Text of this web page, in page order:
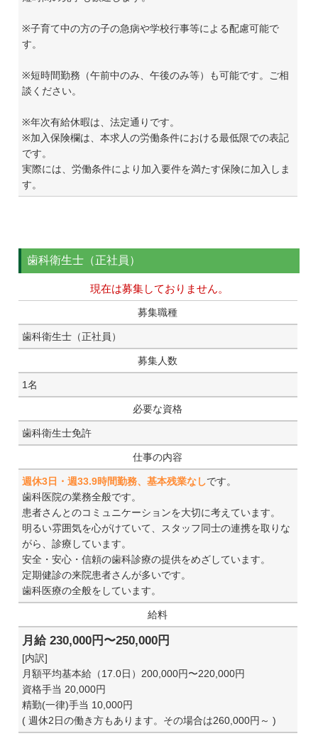
※子育て中の方の子の急病や学校行事等による配慮可能で
す。
※短時間勤務（午前中のみ、午後のみ等）も可能です。ご相
談ください。
※年次有給休暇は、法定通りです。
※加入保険欄は、本求人の労働条件における最低限での表記
です。
実際には、労働条件により加入要件を満たす保険に加入しま
す。
歯科衛生士（正社員）
現在は募集しておりません。
募集職種
歯科衛生士（正社員）
募集人数
1名
必要な資格
歯科衛生士免許
仕事の内容
週休3日・週33.9時間勤務、基本残業なしです。
歯科医院の業務全般です。
患者さんとのコミュニケーションを大切に考えています。
明るい雰囲気を心がけていて、スタッフ同士の連携を取りな
がら、診療しています。
安全・安心・信頼の歯科診療の提供をめざしています。
定期健診の来院患者さんが多いです。
歯科医療の全般をしています。
給料
月給 230,000円〜250,000円
[内訳]
月額平均基本給（17.0日）200,000円〜220,000円
資格手当 20,000円
精勤(一律)手当 10,000円
( 週休2日の働き方もあります。その場合は260,000円～ )